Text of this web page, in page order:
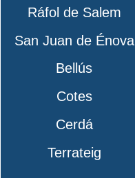
Ráfol de Salem
San Juan de Énova
Bellús
Cotes
Cerdá
Terrateig